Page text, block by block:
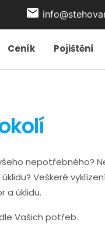
Ceník Pojištění
nepotřebného?
Veškeré
a úklidu.
Vašich potřeb.
local_post_office